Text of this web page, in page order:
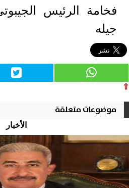
فخامة الرئيس
جيله
⇧
موضوعات متعلقة
الأخبار